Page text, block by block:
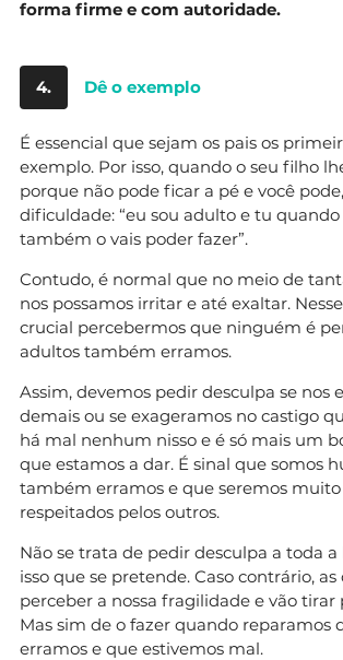
forma firme e com autoridade.
4. Dê o exemplo
É essencial que sejam os pais os
exemplo. Por isso, quando o seu filho
porque não pode ficar a pé e você
dificuldade: “eu sou adulto e tu quando
também o vais poder fazer”.
Contudo, é normal que no meio de
nos possamos irritar e até exaltar.
crucial percebermos que ninguém é
adultos também erramos.
Assim, devemos pedir desculpa se nos
demais ou se exageramos no castigo
há mal nenhum nisso e é só mais um
que estamos a dar. É sinal que somos
também erramos e que seremos
respeitados pelos outros.
Não se trata de pedir desculpa a toda a
isso que se pretende. Caso contrário,
perceber a nossa fragilidade e vão tirar
Mas sim de o fazer quando reparamos
erramos e que estivemos mal.